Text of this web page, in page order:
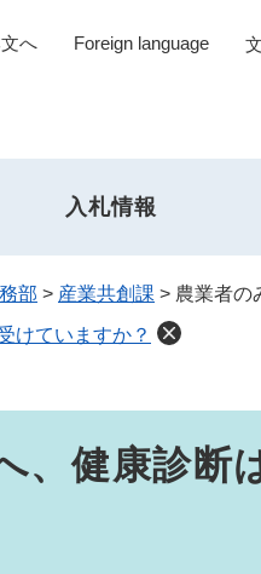
へ Foreign language
入札情報
部 > 産業共創課 > 農業者の
けていますか？
、健康診断